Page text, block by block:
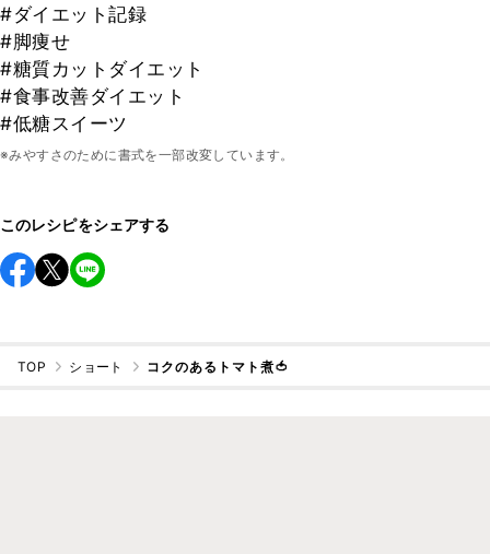
#ダイエット記録
#脚痩せ
#糖質カットダイエット
#食事改善ダイエット
#低糖スイーツ
※みやすさのために書式を一部改変しています。
このレシピをシェアする
TOP ショート コクのあるトマト煮🍅